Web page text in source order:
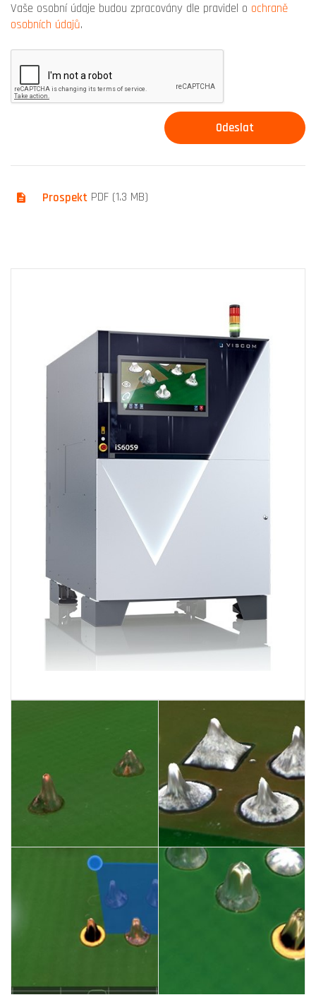
Vaše osobní údaje budou zpracovány dle pravidel o ochraně
osobních údajů.
Prospekt PDF (1.3 MB)